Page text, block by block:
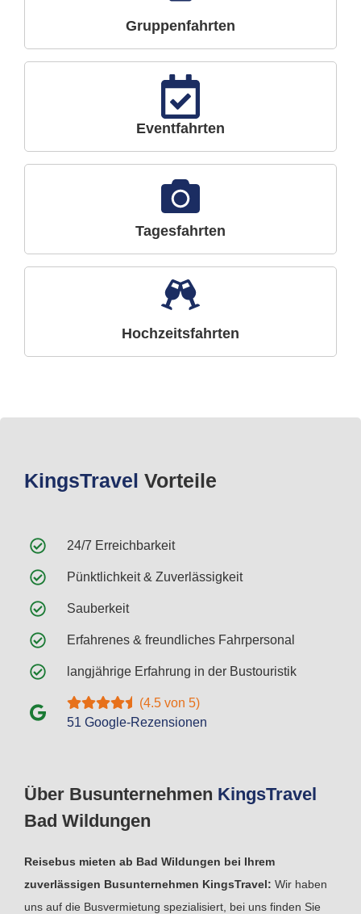
Gruppenfahrten
Eventfahrten
Tagesfahrten
Hochzeitsfahrten
Über Busunternehmen KingsTravel
Bad Wildungen
Reisebus mieten ab Bad Wildungen bei Ihrem
zuverlässigen Busunternehmen KingsTravel: Wir haben
uns auf die Busvermietung spezialisiert, bei uns finden Sie
KingsTravel Vorteile
24/7 Erreichbarkeit
Pünktlichkeit & Zuverlässigkeit
Sauberkeit
Erfahrenes & freundliches Fahrpersonal
langjährige Erfahrung in der Bustouristik
(4.5 von 5)
51 Google-Rezensionen